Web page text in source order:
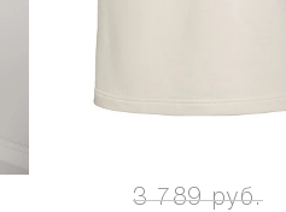
3 789 руб.